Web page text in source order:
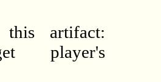
artifact:
player's